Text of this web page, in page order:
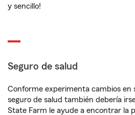
y sencillo!
Seguro de salud
Conforme experimenta cambios en
seguro de salud también debería
State Farm le ayude a encontrar la